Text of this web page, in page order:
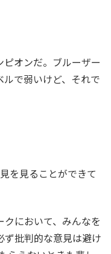
ピオンだ。ブルーザー
で弱いけど、それで
を見ることができて
において、みんなを
ず批判的な意見は避け